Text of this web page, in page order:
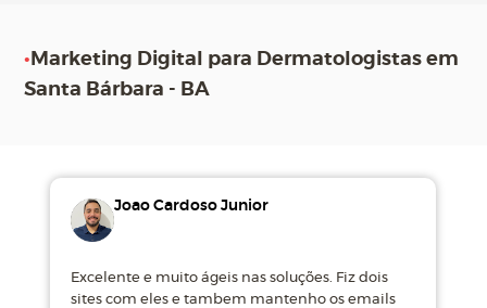
• Marketing Digital para Dermatologistas em
Santa Bárbara - BA
Joao Cardoso Junior
Excelente e muito ágeis nas soluções. Fiz dois
sites com eles e tambem mantenho os emails